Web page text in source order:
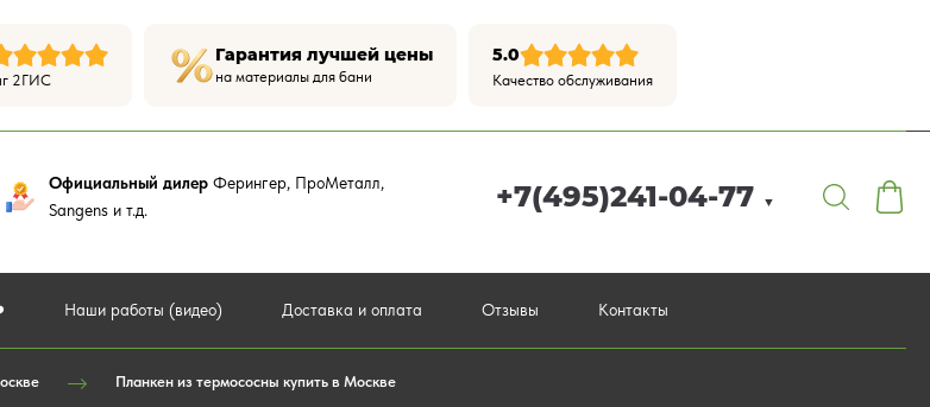
2ГИС
Гарантия лучшей цены
на материалы для бани
5.0
Качество обслуживания
Официальный дилер Ферингер, ПроМеталл,
Sangens и т.д.
+7(495)241-04-77 ▼
Наши работы (видео) Доставка и оплата Отзывы Контакты
Планкен из термососны купить в Москве